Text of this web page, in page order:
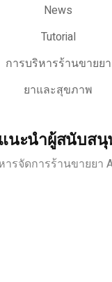
News
Tutorial
การบริหารร้านขายยา
ยาและสุขภาพ
แนะนำผู้สนับส
รจัดการร้านขายยา